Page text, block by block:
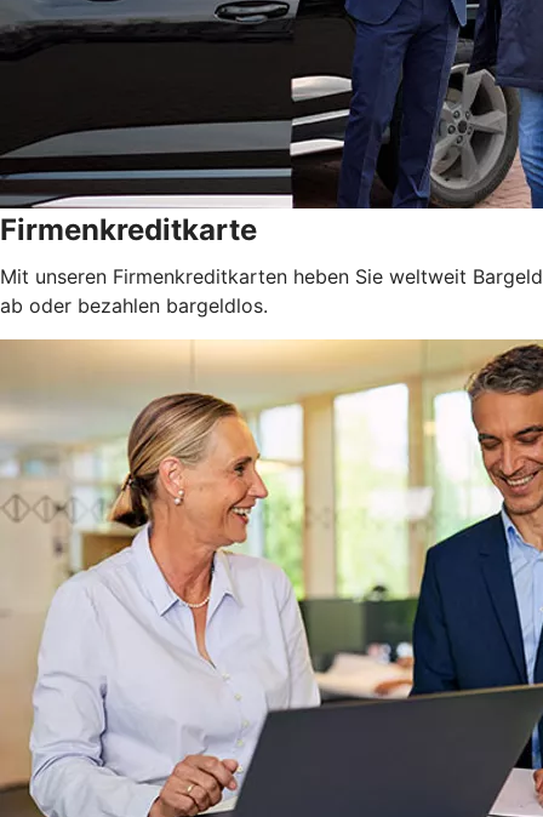
Firmenkreditkarte
Mit unseren Firmenkreditkarten heben Sie weltweit Bargeld
ab oder bezahlen bargeldlos.